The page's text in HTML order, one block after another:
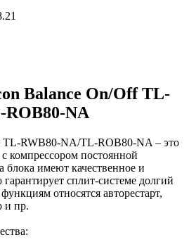
Balance On/Off TL-
ROB80-NA
TL-RWB80-NA/TL-ROB80-NA – это
компрессором постоянной
блока имеют качественное и
сплит-системе долгий
относятся авторестарт,
и пр.